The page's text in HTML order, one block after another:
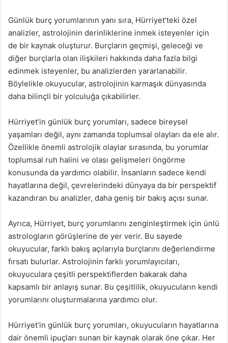
Günlük burç yorumlarının yanı sıra, Hürriyet’teki özel
analizler, astrolojinin derinliklerine inmek isteyenler için
de bir kaynak oluşturur. Burçların geçmişi, geleceği ve
diğer burçlarla olan ilişkileri hakkında daha fazla bilgi
edinmek isteyenler, bu analizlerden yararlanabilir.
Böylelikle okuyucular, astrolojinin karmaşık dünyasında
daha bilinçli bir yolculuğa çıkabilirler.
Hürriyet’in günlük burç yorumları, sadece bireysel
yaşamları değil, aynı zamanda toplumsal olayları da ele alır.
Özellikle önemli astrolojik olaylar sırasında, bu yorumlar
toplumsal ruh halini ve olası gelişmeleri öngörme
konusunda da yardımcı olabilir. İnsanların sadece kendi
hayatlarına değil, çevrelerindeki dünyaya da bir perspektif
kazandıran bu analizler, daha geniş bir bakış açısı sunar.
Ayrıca, Hürriyet, burç yorumlarını zenginleştirmek için ünlü
astrologların görüşlerine de yer verir. Bu sayede
okuyucular, farklı bakış açılarıyla burçlarını değerlendirme
fırsatı bulurlar. Astrolojinin farklı yorumlayıcıları,
okuyuculara çeşitli perspektiflerden bakarak daha
kapsamlı bir anlayış sunar. Bu çeşitlilik, okuyucuların kendi
yorumlarını oluşturmalarına yardımcı olur.
Hürriyet’in günlük burç yorumları, okuyucuların hayatlarına
dair önemli ipuçları sunan bir kaynak olarak öne çıkar. Her